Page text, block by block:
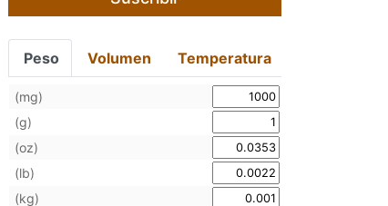
Peso Volumen Temperatura
(mg)
(g)
(oz)
(lb)
(kg)